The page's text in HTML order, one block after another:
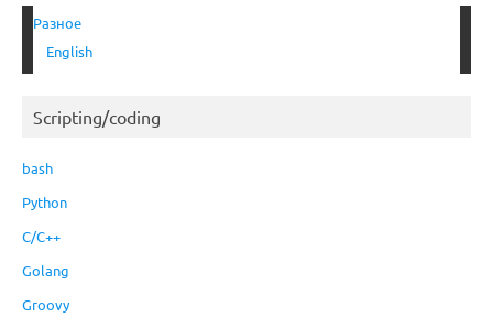
Разное
English
Scripting/coding
bash
Python
C/C++
Golang
Groovy